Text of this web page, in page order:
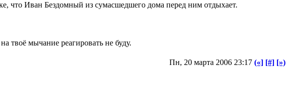
что Иван Бездомный из сумасшедшего дома перед ним отдыхает.
твоё мычание реагировать не буду.
Пн, 20 марта 2006 23:17 («] [#] [»)